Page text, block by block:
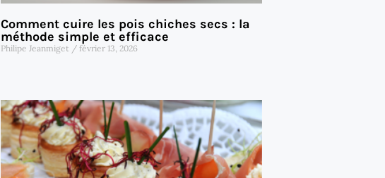
Comment cuire les pois chiches secs : la
méthode simple et efficace
Philipe Jeanmiget février 13, 2026